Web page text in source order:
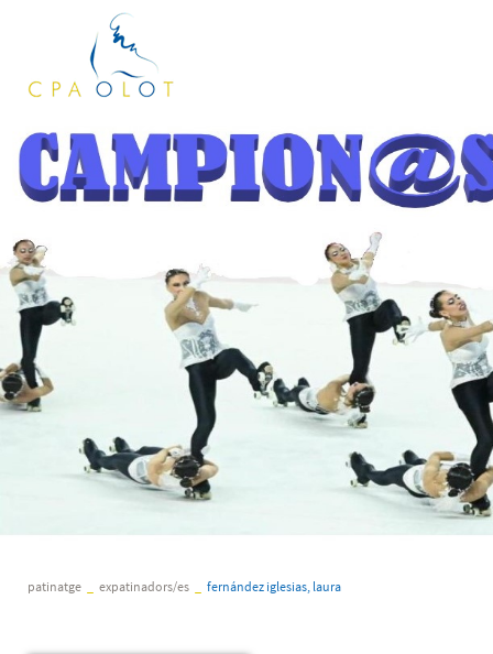
patinatge expatinadors/es fernández iglesias, laura